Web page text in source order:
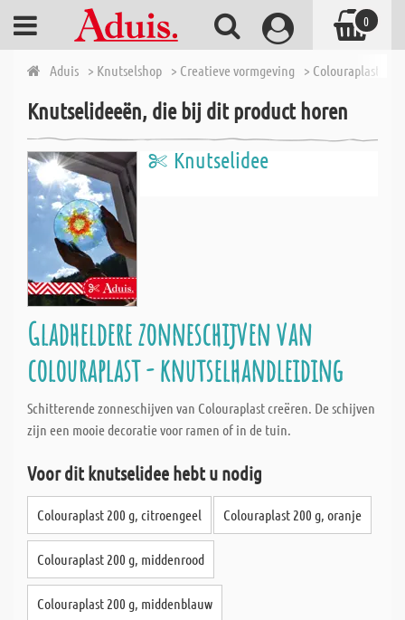
Aduis > Knutselshop > Creatieve vormgeving > Colouraplast
Knutselideeën, die bij dit product horen
Knutselidee
Gladheldere zonneschijven van
colouraplast - knutselhandleiding
Schitterende zonneschijven van Colouraplast creëren. De schijven
zijn een mooie decoratie voor ramen of in de tuin.
Voor dit knutselidee hebt u nodig
Colouraplast 200 g, citroengeel Colouraplast 200 g, oranje
Colouraplast 200 g, middenrood
Colouraplast 200 g, middenblauw
0